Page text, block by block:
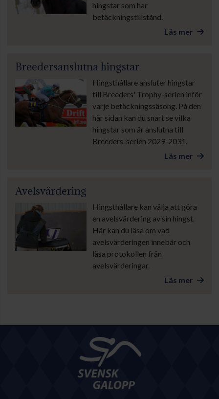
hingstar som har
betäckningstillstånd.
Läs mer
Breedersanslutna hingstar
Hingsthållare ansluter hingstar
till Breeders' Trophy-serien inför
varje betäckningssäsong. På den
här sidan kan du snart se vilka
hingstar som är anslutna till
Breeders-serien 2029-2031.
Läs mer
Avelsvärdering
Hingsthållare kan välja att göra
en avelsvärdering av sin hingst.
Här kan du läsa om vad
avelsvärderingen innebär och
läsa protokollen från
avelsvärderingar.
Läs mer